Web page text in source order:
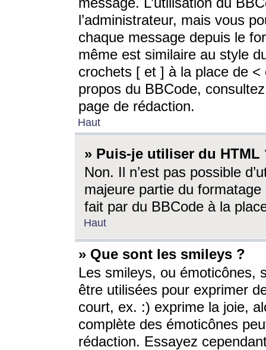
l’administrateur, mais vous
chaque message depuis le
même est similaire au style
crochets [ et ] à la place de <
propos du BBCode,
page de rédaction.
Haut
» Puis-je utiliser du HTML
Non. Il n’est pas possible
majeure partie du
fait par du BBCode à la
Haut
» Que sont les smileys ?
Les smileys, ou émoticônes,
être utilisées pour exprimer
court, ex. :) exprime la joie,
complète des émoticônes
rédaction. Essayez